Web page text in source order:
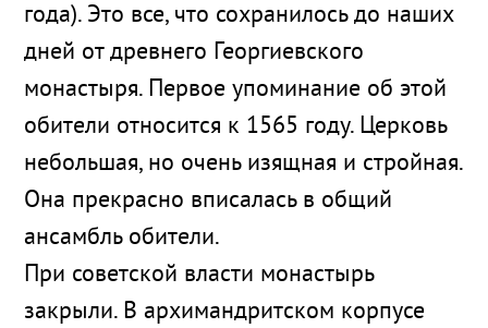
года). Это все, что сохранилось до наших
дней от древнего Георгиевского
монастыря. Первое упоминание об этой
обители относится к 1565 году. Церковь
небольшая, но очень изящная и стройная.
Она прекрасно вписалась в общий
ансамбль обители.
При советской власти монастырь
закрыли. В архимандритском корпусе